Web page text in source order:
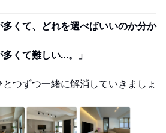
多くて、どれを選べばいいのか分か
多くて難しい…。」
つずつ一緒に解消していきましょ